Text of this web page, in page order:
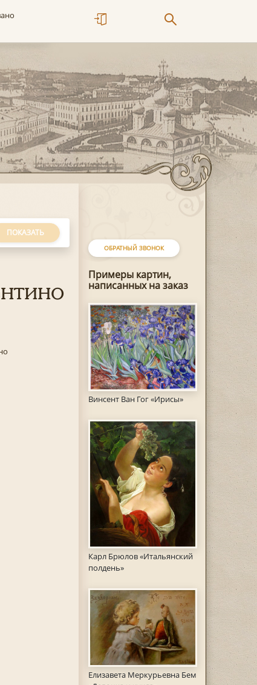
ОБРАТНЫЙ ЗВОНОК
Примеры картин,
написанных на заказ
Винсент Ван Гог «Ирисы»
Карл Брюлов «Итальянский
полдень»
Елизавета Меркурьевна Бем
ПОКАЗАТЬ